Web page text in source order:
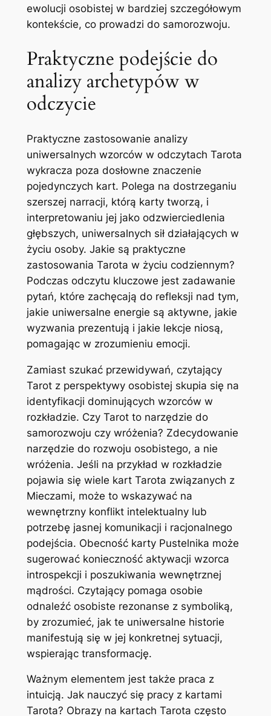
ewolucji osobistej w bardziej szczegółowym
kontekście, co prowadzi do samorozwoju.
Praktyczne podejście do
analizy archetypów w
odczycie
Praktyczne zastosowanie analizy
uniwersalnych wzorców w odczytach Tarota
wykracza poza dosłowne znaczenie
pojedynczych kart. Polega na dostrzeganiu
szerszej narracji, którą karty tworzą, i
interpretowaniu jej jako odzwierciedlenia
głębszych, uniwersalnych sił działających w
życiu osoby. Jakie są praktyczne
zastosowania Tarota w życiu codziennym?
Podczas odczytu kluczowe jest zadawanie
pytań, które zachęcają do refleksji nad tym,
jakie uniwersalne energie są aktywne, jakie
wyzwania prezentują i jakie lekcje niosą,
pomagając w zrozumieniu emocji.
Zamiast szukać przewidywań, czytający
Tarot z perspektywy osobistej skupia się na
identyfikacji dominujących wzorców w
rozkładzie. Czy Tarot to narzędzie do
samorozwoju czy wróżenia? Zdecydowanie
narzędzie do rozwoju osobistego, a nie
wróżenia. Jeśli na przykład w rozkładzie
pojawia się wiele kart Tarota związanych z
Mieczami, może to wskazywać na
wewnętrzny konflikt intelektualny lub
potrzebę jasnej komunikacji i racjonalnego
podejścia. Obecność karty Pustelnika może
sugerować konieczność aktywacji wzorca
introspekcji i poszukiwania wewnętrznej
mądrości. Czytający pomaga osobie
odnaleźć osobiste rezonanse z symboliką,
by zrozumieć, jak te uniwersalne historie
manifestują się w jej konkretnej sytuacji,
wspierając transformację.
Ważnym elementem jest także praca z
intuicją. Jak nauczyć się pracy z kartami
Tarota? Obrazy na kartach Tarota często